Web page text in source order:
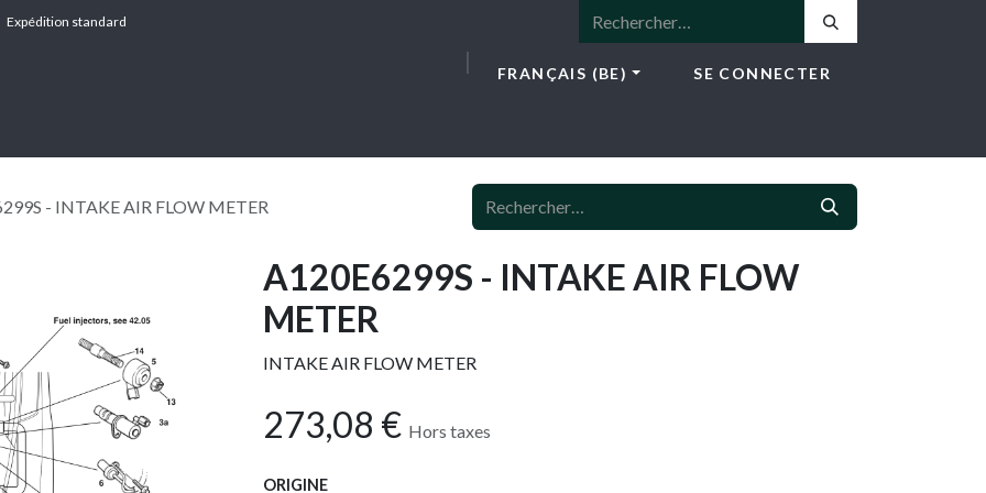
Expédition standard
FRANÇAIS (BE) SE CONNECTER
- INTAKE AIR FLOW METER
A120E6299S - INTAKE AIR FLOW
METER
INTAKE AIR FLOW METER
273,08 € Hors taxes
ORIGINE